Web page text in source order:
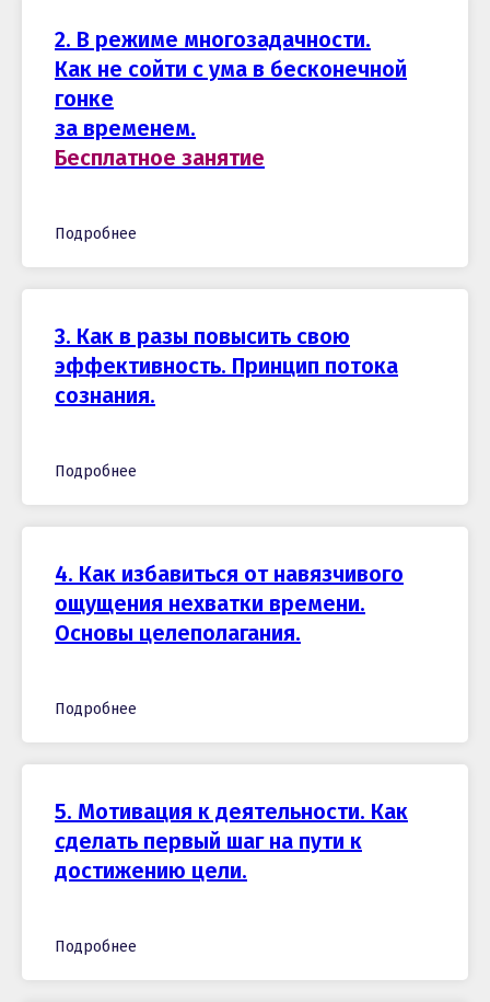
2. В режиме многозадачности.
Как не сойти с ума в бесконечной
гонке
за временем.
Бесплатное занятие
Подробнее
3. Как в разы повысить свою
эффективность. Принцип потока
сознания.
Подробнее
4. Как избавиться от навязчивого
ощущения нехватки времени.
Основы целеполагания.
Подробнее
5. Мотивация к деятельности. Как
сделать первый шаг на пути к
достижению цели.
Подробнее